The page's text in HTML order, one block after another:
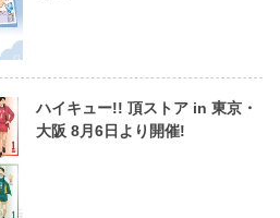
ハイキュー!! 頂ストア in 東京・
大阪 8月6日より開催!